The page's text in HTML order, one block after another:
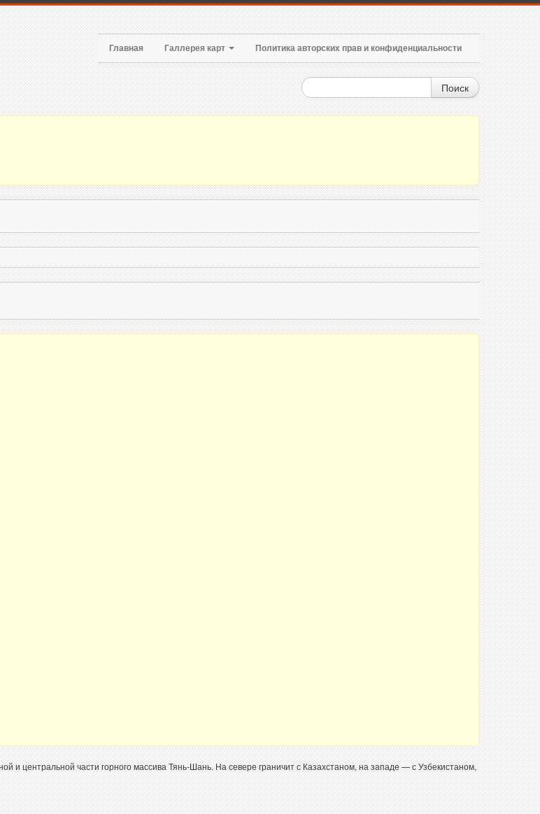
Главная Галлерея карт Политика авторских прав и конфиденциальности
Поиск
и центральной части горного массива Тянь-Шань. На севере граничит с Казахстаном, на западе — с Узбекистаном,